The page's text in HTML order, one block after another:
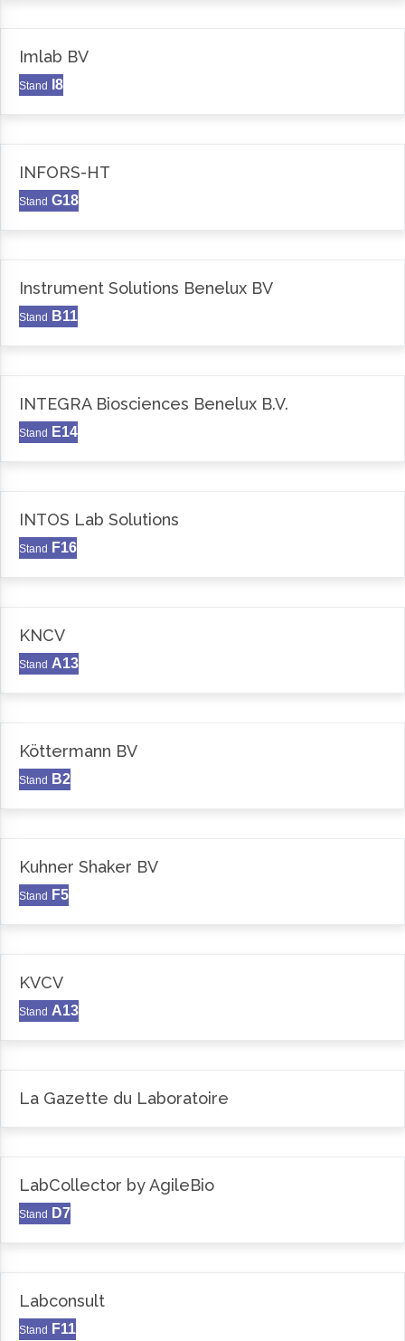
Imlab BV
Stand I8
INFORS-HT
Stand G18
Instrument Solutions Benelux BV
Stand B11
INTEGRA Biosciences Benelux B.V.
Stand E14
INTOS Lab Solutions
Stand F16
KNCV
Stand A13
Köttermann BV
Stand B2
Kuhner Shaker BV
Stand F5
KVCV
Stand A13
La Gazette du Laboratoire
LabCollector by AgileBio
Stand D7
Labconsult
Stand F11